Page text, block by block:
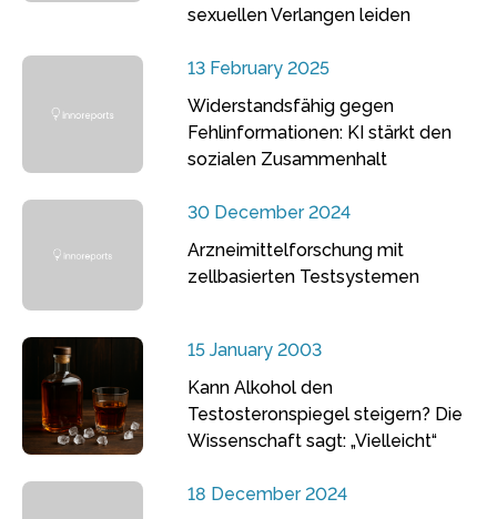
sexuellen Verlangen leiden
13 February 2025
Widerstandsfähig gegen
Fehlinformationen: KI stärkt den
sozialen Zusammenhalt
30 December 2024
Arzneimittelforschung mit
zellbasierten Testsystemen
15 January 2003
Kann Alkohol den
Testosteronspiegel steigern? Die
Wissenschaft sagt: „Vielleicht“
18 December 2024